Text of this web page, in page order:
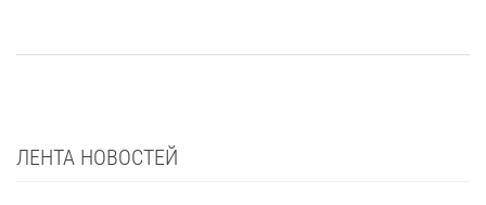
ЛЕНТА НОВОСТЕЙ